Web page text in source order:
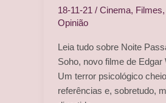
18-11-21 / Cinema, Filmes,
Opinião
Leia tudo sobre Noite
Soho, novo filme de Edgar
Um terror psicológico
referências e, sobretudo,